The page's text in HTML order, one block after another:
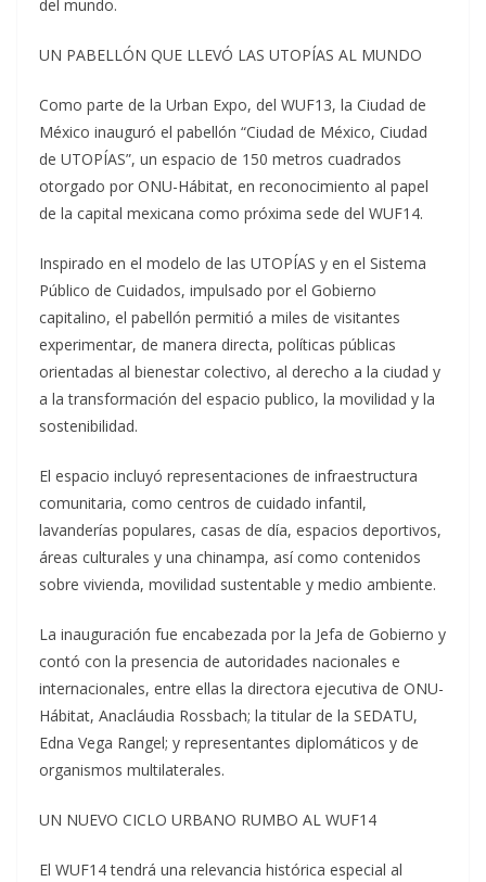
del mundo.
UN PABELLÓN QUE LLEVÓ LAS UTOPÍAS AL MUNDO
Como parte de la Urban Expo, del WUF13, la Ciudad de
México inauguró el pabellón “Ciudad de México, Ciudad
de UTOPÍAS”, un espacio de 150 metros cuadrados
otorgado por ONU-Hábitat, en reconocimiento al papel
de la capital mexicana como próxima sede del WUF14.
Inspirado en el modelo de las UTOPÍAS y en el Sistema
Público de Cuidados, impulsado por el Gobierno
capitalino, el pabellón permitió a miles de visitantes
experimentar, de manera directa, políticas públicas
orientadas al bienestar colectivo, al derecho a la ciudad y
a la transformación del espacio publico, la movilidad y la
sostenibilidad.
El espacio incluyó representaciones de infraestructura
comunitaria, como centros de cuidado infantil,
lavanderías populares, casas de día, espacios deportivos,
áreas culturales y una chinampa, así como contenidos
sobre vivienda, movilidad sustentable y medio ambiente.
La inauguración fue encabezada por la Jefa de Gobierno y
contó con la presencia de autoridades nacionales e
internacionales, entre ellas la directora ejecutiva de ONU-
Hábitat, Anacláudia Rossbach; la titular de la SEDATU,
Edna Vega Rangel; y representantes diplomáticos y de
organismos multilaterales.
UN NUEVO CICLO URBANO RUMBO AL WUF14
El WUF14 tendrá una relevancia histórica especial al